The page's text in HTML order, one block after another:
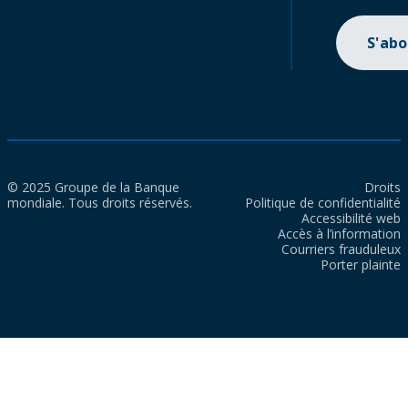
© 2025 Groupe de la Banque
mondiale. Tous droits réservés.
Droits
Politique de confidentialité
Accessibilité web
Accès à l’information
Courriers frauduleux
Porter plainte